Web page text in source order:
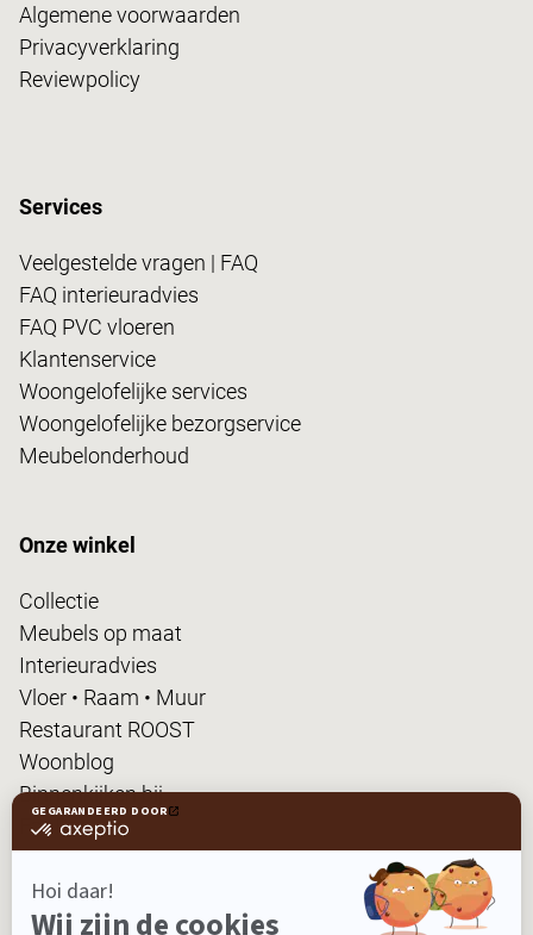
Algemene voorwaarden
Privacyverklaring
Reviewpolicy
Services
Veelgestelde vragen | FAQ
FAQ interieuradvies
FAQ PVC vloeren
Klantenservice
Woongelofelijke services
Woongelofelijke bezorgservice
Meubelonderhoud
Onze winkel
Collectie
Meubels op maat
Interieuradvies
Vloer • Raam • Muur
Restaurant ROOST
Woonblog
Binnenkijken bij...
FanPas